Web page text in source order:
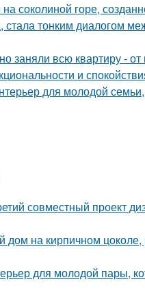
соколиной горе,
стала тонким диалогом
заняли всю квартиру -
и
для молодой
совместный проект
дом на кирпичном цоколе,
для молодой пары,